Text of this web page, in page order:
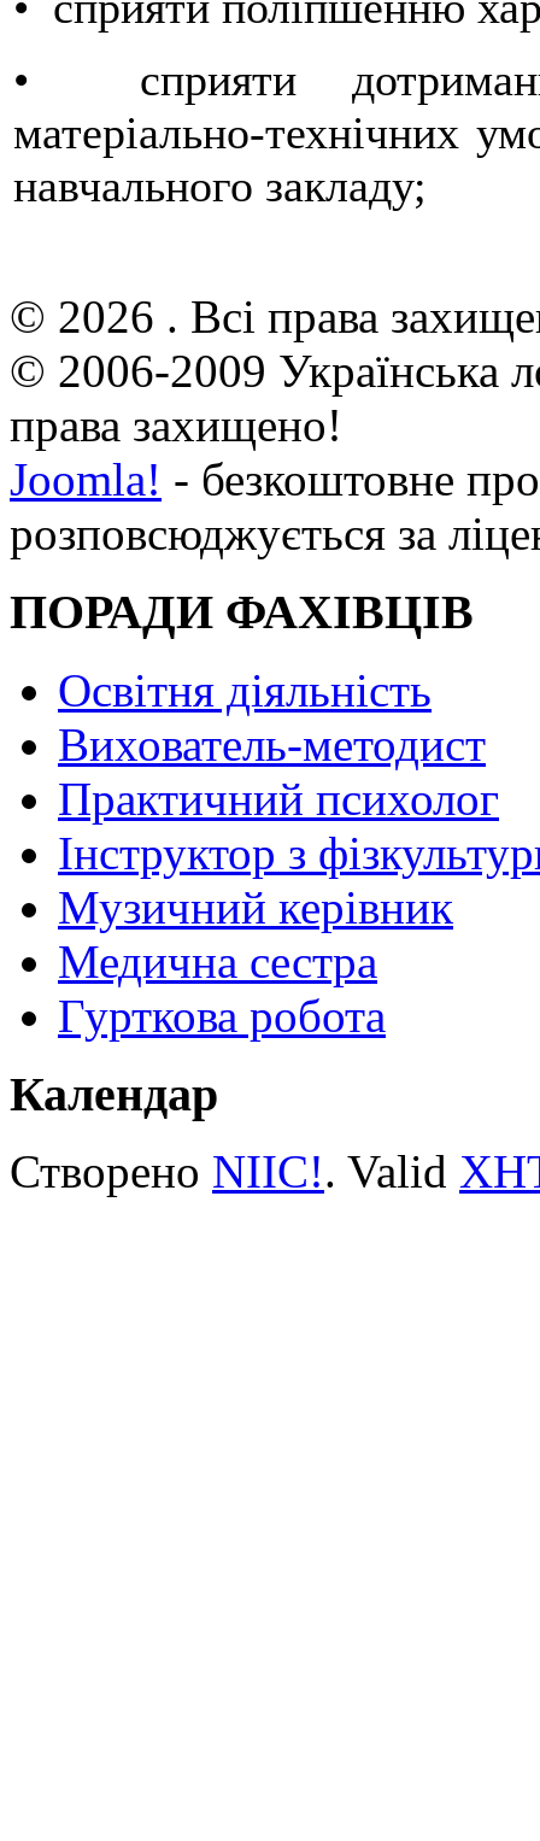
• сприяти
матеріально-технічних
навчального закладу;
© 2026 . Всі права
© 2006-2009 Українська
права захищено!
Joomla! - безкоштовне
розповсюджується за
ПОРАДИ ФАХІВЦІВ
Освітня діяльність
Вихователь-методист
Практичний психолог
Інструктор з
Музичний керівник
Медична сестра
Гурткова робота
Календар
Створено NIIC!. Valid